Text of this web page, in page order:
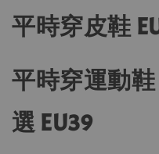
平時穿皮鞋
平時穿運動
選 EU39